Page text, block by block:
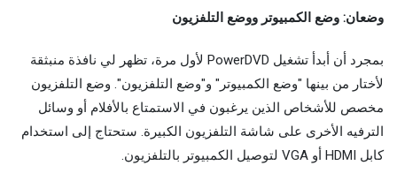
وضعان: وضع الكمبيوتر ووضع التلفزيون
بمجرد أن أبدأ تشغيل PowerDVD لأول مرة، تظهر لي نافذة منبثقة
لأختار من بينها "وضع الكمبيوتر" و"وضع التلفزيون". وضع التلفزيون
مخصص للأشخاص الذين يرغبون في الاستمتاع بالأفلام أو وسائل
الترفيه الأخرى على شاشة التلفزيون الكبيرة. ستحتاج إلى استخدام
كابل HDMI أو VGA لتوصيل الكمبيوتر بالتلفزيون.